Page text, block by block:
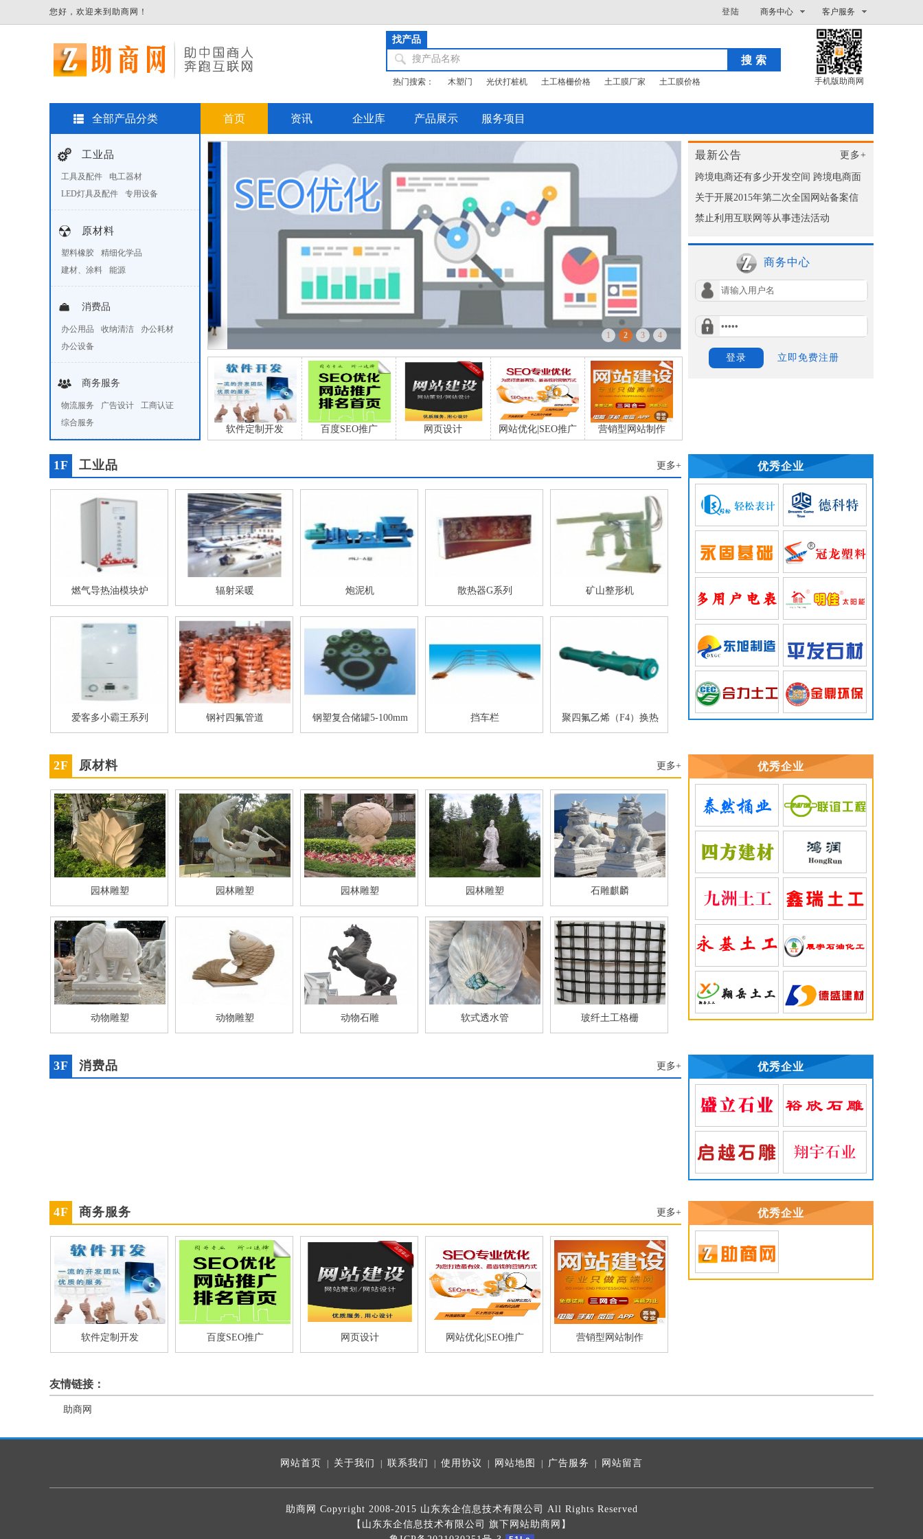
您好，欢迎来到助商网！ 登陆 商务中心 客户服务
找产品
搜产品名称
热门搜索： 木塑门 光伏打桩机 土工格栅价格 土工膜厂家 土工膜价格 手机版助商网
全部产品分类 首页 资讯 企业库 产品展示 服务项目
工业品
工具及配件
电工器材
LED灯具及配件
专用设备
原材料
塑料橡胶
精细化学品
建材、涂料
能源
消费品
办公用品 收纳清洁
办公耗材
办公设备
商务服务
物流服务 广告设计
工商认证
综合服务
1 2 3 4
软件定制开发 百度SEO推广 网页设计 网站优化|SEO推广 营销型网站制作
更多+
最新公告
跨境电商还有多少开发空间 跨境电商面
临挑战
关于开展2015年第二次全国网站备案信
息抽查评估的通知
禁止利用互联网等从事违法活动
商务中心
登录 立即免费注册
1F 工业品 更多+
燃气导热油模块炉 辐射采暖 炮泥机 散热器G系列 矿山整形机
爱客多小霸王系列 钢衬四氟管道 钢塑复合储罐5-100mm 挡车栏
聚四氟乙烯（F4）换热
优秀企业
2F 原材料 更多+
园林雕塑 园林雕塑 园林雕塑 园林雕塑 石雕麒麟
动物雕塑 动物雕塑 动物石雕 软式透水管 玻纤土工格栅
优秀企业
3F 消费品 更多+ 优秀企业
4F 商务服务 更多+
软件定制开发 百度SEO推广 网页设计 网站优化|SEO推广 营销型网站制作
优秀企业
友情链接：
助商网
网站首页 关于我们 联系我们 使用协议 网站地图 广告服务 网站留言
助商网 Copyright 2008-2015 山东东企信息技术有限公司 All Rights Reserved
【山东东企信息技术有限公司 旗下网站助商网】